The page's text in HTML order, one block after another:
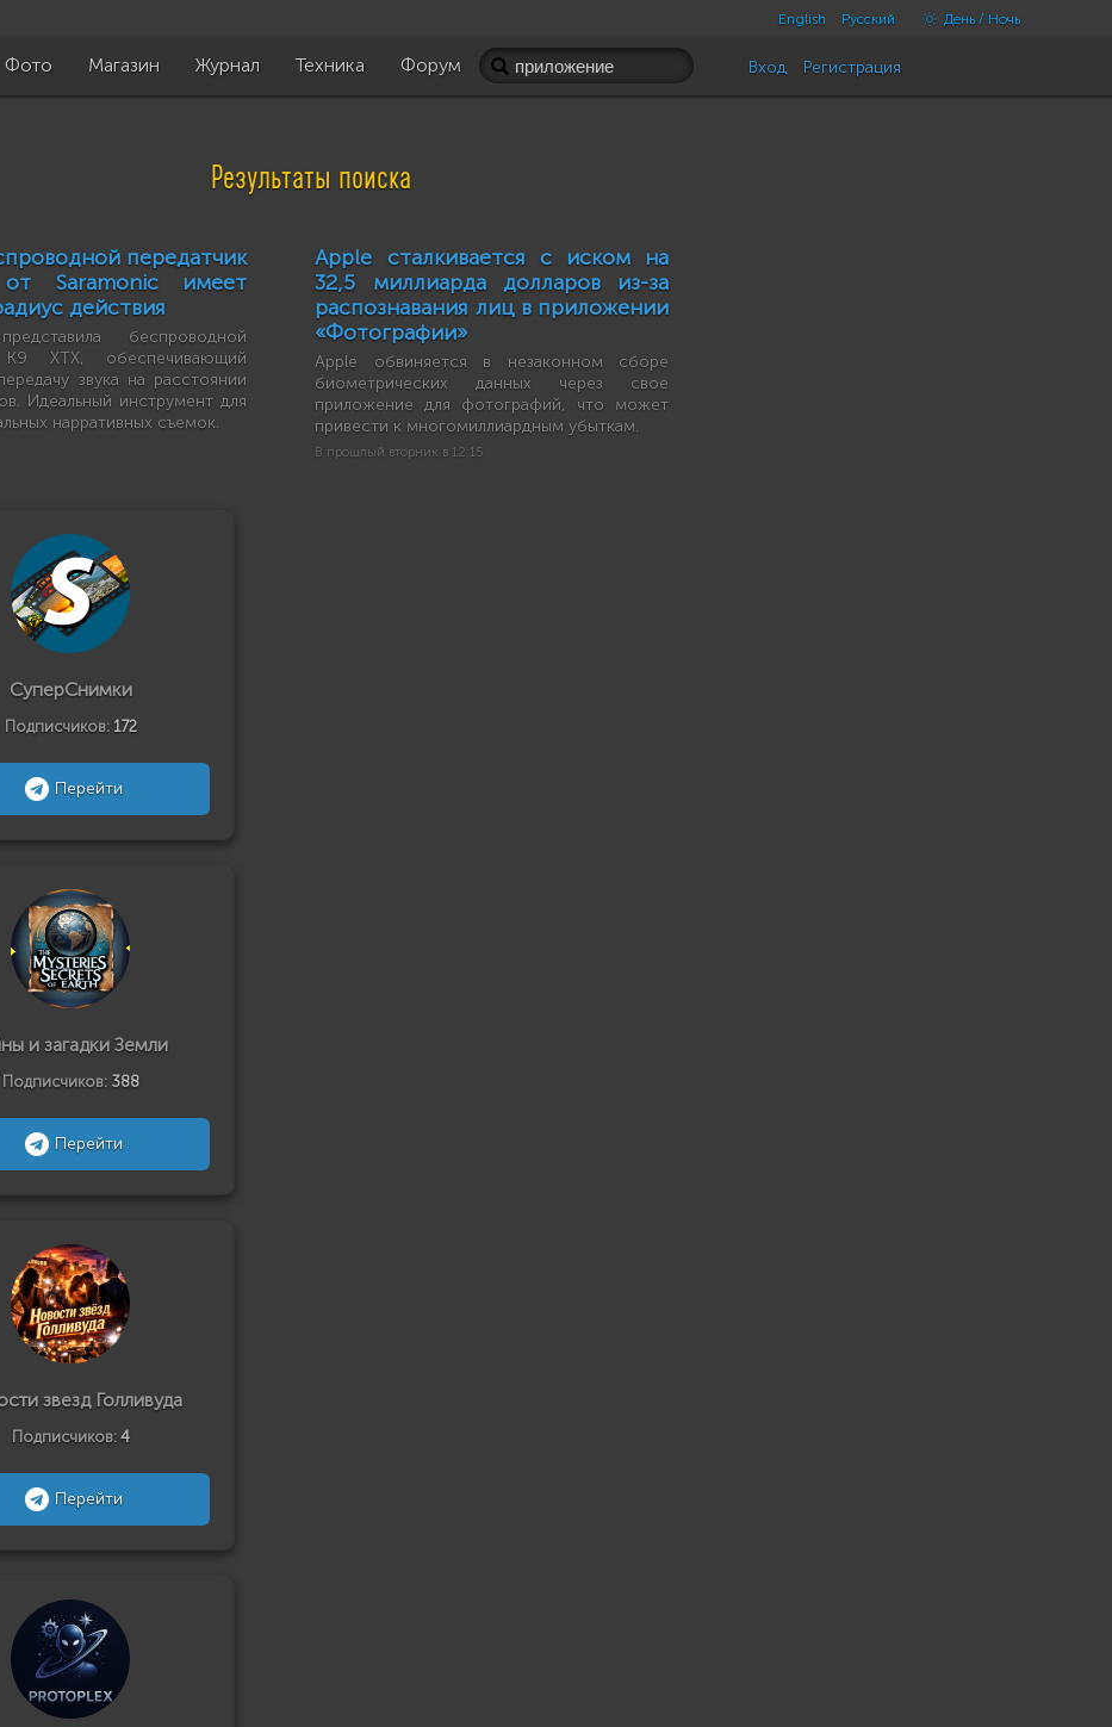
English Русский День / Ночь
Фото Магазин Журнал Техника Форум Вход Регистрация
Результаты поиска
передатчик
Saramonic имеет
действия
беспроводной
K9 XTX, обеспечивающий
звука на расстоянии
Идеальный инструмент для
нарративных съемок.
СуперСнимки
Подписчиков: 172
Перейти
и загадки Земли
Подписчиков: 388
Перейти
звезд Голливуда
Подписчиков: 4
Перейти
Apple сталкивается с иском на
32,5 миллиарда долларов из-за
распознавания лиц в приложении
«Фотографии»
Apple обвиняется в незаконном сборе
биометрических данных через свое
приложение для фотографий, что может
привести к многомиллиардным убыткам.
В прошлый вторник в 12:15